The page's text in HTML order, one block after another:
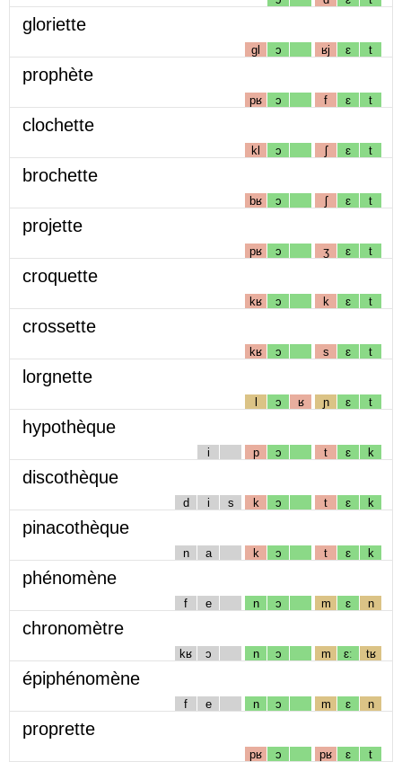
gloriette
gl ɔ ʁj ɛ t
prophète
pʁ ɔ f ɛ t
clochette
kl ɔ ʃ ɛ t
brochette
bʁ ɔ ʃ ɛ t
projette
pʁ ɔ ʒ ɛ t
croquette
kʁ ɔ k ɛ t
crossette
kʁ ɔ s ɛ t
lorgnette
l ɔ ʁ ɲ ɛ t
hypothèque
i p ɔ t ɛ k
discothèque
d i s k ɔ t ɛ k
pinacothèque
n a k ɔ t ɛ k
phénomène
f e n ɔ m ɛ n
chronomètre
kʁ ɔ n ɔ m ɛː tʁ
épiphénomène
f e n ɔ m ɛ n
proprette
pʁ ɔ pʁ ɛ t